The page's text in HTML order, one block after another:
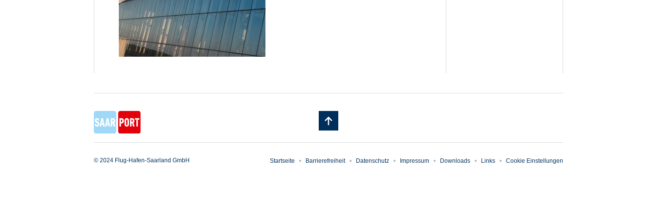
© 2024 Flug-Hafen-Saarland GmbH Startseite Barrierefreiheit Datenschutz Impressum Downloads Links Cookie Einstellungen